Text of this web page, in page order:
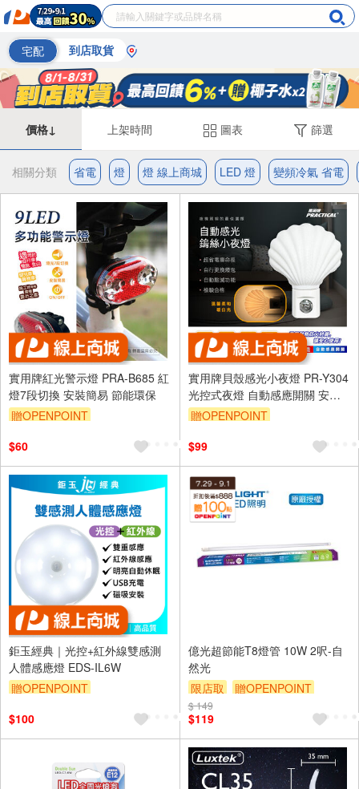
宅配 到店取貨
價格↓ 上架時間 圖表 篩選
相關分類 省電 燈 燈 線上商城 LED 燈 變頻冷氣 省電
實用牌紅光警示燈 PRA-B685 紅
燈7段切換 安裝簡易 節能環保
贈OPENPOINT
（運費不算在 2000 元的範圍
內）
單品享9折
$60
實用牌貝殼感光小夜燈 PR-Y304
光控式夜燈 自動感應開關 安全
省電 適用多場所
贈OPENPOINT
（運費不算在 2000 元的範圍
內）
單品享9折
$99
鉅玉經典｜光控+紅外線雙感測
人體感應燈 EDS-IL6W
贈OPENPOINT
$100
億光超節能T8燈管 10W 2呎-自
然光
限店取
贈OPENPOINT
滿額9折
$ 149
$119